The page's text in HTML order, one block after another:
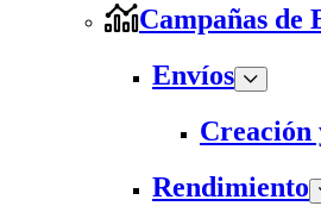
Campañas de
Envíos
Creación
Rendimiento